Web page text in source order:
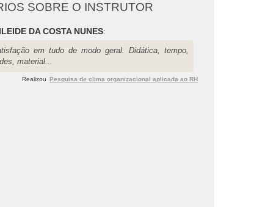
SOBRE O INSTRUTOR
DA COSTA NUNES:
em tudo de modo geral. Didática, tempo,
material...
Realizou Pesquisa de clima organizacional aplicada ao RH